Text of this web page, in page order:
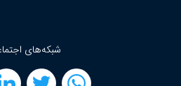
شبکه‌های